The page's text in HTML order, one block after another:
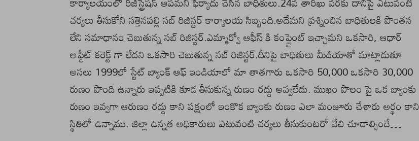
చర్యలు తీసుకోని సత్తెనపల్లి సబ్ రిజిస్టర్ కార్యాలయ సిబ్బంది.అదేమని ప్రశ్నించిన బాధితులకి పొంతన
లేని సమాధానం చెబుతున్న సబ్ రిజిస్టర్.ఎమ్మార్వో ఆఫీస్ కి కంప్లైంట్ ఇచ్చామని ఒకసారి, ఆధార్
అప్డేట్ కరెక్ట్ గా లేదని ఒకసారి చెబుతున్న సబ్ రిజిస్టర్.దీనిపై బాధితులు మీడియాతో మాట్లాడుతూ
అసలు 1999లో స్టేట్ బ్యాంక్ ఆఫ్ ఇండియాలో మా తాతగారు ఒకసారి 50,000 ఒకసారి 30,000
రుణం పొంది ఉన్నారు ఇప్పటికి కూడ తీసుకున్న రుణం రద్దు అవ్వలేదు. ముఖం పొలం పై ఒక బ్యాంకు
రుణం ఇవ్వగా ఆరుణం రద్దు కాని పక్షంలో ఇంకొక బ్యాంకు రుణం ఎలా మంజూరు చేశారు అర్థం కాని
స్థితిలో ఉన్నాము. జిల్లా ఉన్నత అధికారులు ఎటువంటి చర్యలు తీసుకుంటరో వేచి చూడాల్సిందే…